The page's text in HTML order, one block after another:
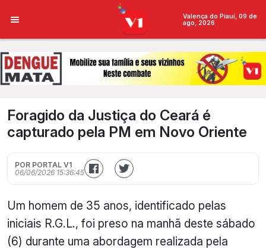
Valença do Piauí, 09 de
ago, 2026
Foragido da Justiça do Ceará é
capturado pela PM em Novo Oriente
POR PORTAL V1
06/06/2026 15:36:45
Um homem de 35 anos, identificado pelas
iniciais R.G.L., foi preso na manhã deste sábado
(6) durante uma abordagem realizada pela